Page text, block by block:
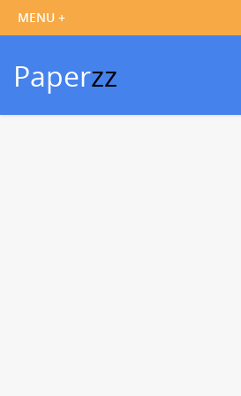
Paperzz